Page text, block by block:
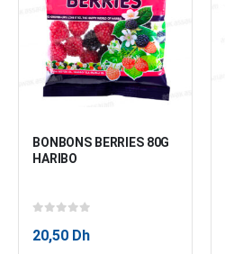
BONBONS BERRIES 80G
HARIBO
20,50 Dh